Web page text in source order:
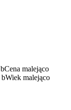
bCena malejąco
bWiek malejąco